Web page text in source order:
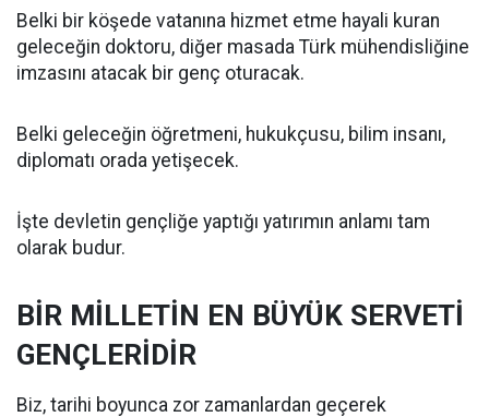
Belki bir köşede vatanına hizmet etme hayali kuran
geleceğin doktoru, diğer masada Türk mühendisliğine
imzasını atacak bir genç oturacak.
Belki geleceğin öğretmeni, hukukçusu, bilim insanı,
diplomatı orada yetişecek.
İşte devletin gençliğe yaptığı yatırımın anlamı tam
olarak budur.
BİR MİLLETİN EN BÜYÜK SERVETİ
GENÇLERİDİR
Biz, tarihi boyunca zor zamanlardan geçerek